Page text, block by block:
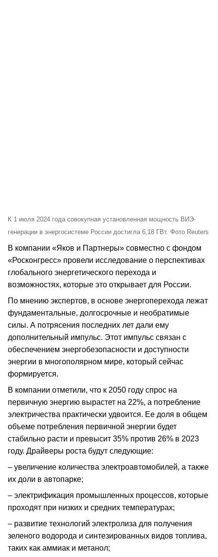
К 1 июля 2024 года совокупная установленная мощность ВИЭ-
генерации в энергосистеме России достигла 6,18 ГВт. Фото Reuters
В компании «Яков и Партнеры» совместно с фондом
«Росконгресс» провели исследование о перспективах
глобального энергетического перехода и
возможностях, которые это открывает для России.
По мнению экспертов, в основе энергоперехода лежат
фундаментальные, долгосрочные и необратимые
силы. А потрясения последних лет дали ему
дополнительный импульс. Этот импульс связан с
обеспечением энергобезопасности и доступности
энергии в многополярном мире, который сейчас
формируется.
В компании отметили, что к 2050 году спрос на
первичную энергию вырастет на 22%, а потребление
электричества практически удвоится. Ее доля в общем
объеме потребления первичной энергии будет
стабильно расти и превысит 35% против 26% в 2023
году. Драйверы роста будут следующие:
– увеличение количества электроавтомобилей, а также
их доли в автопарке;
– электрификация промышленных процессов, которые
проходят при низких и средних температурах;
– развитие технологий электролиза для получения
зеленого водорода и синтезированных видов топлива,
таких как аммиак и метанол;